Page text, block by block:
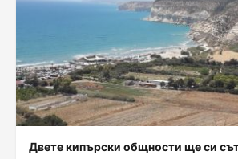
Двете кипърски общности ще си